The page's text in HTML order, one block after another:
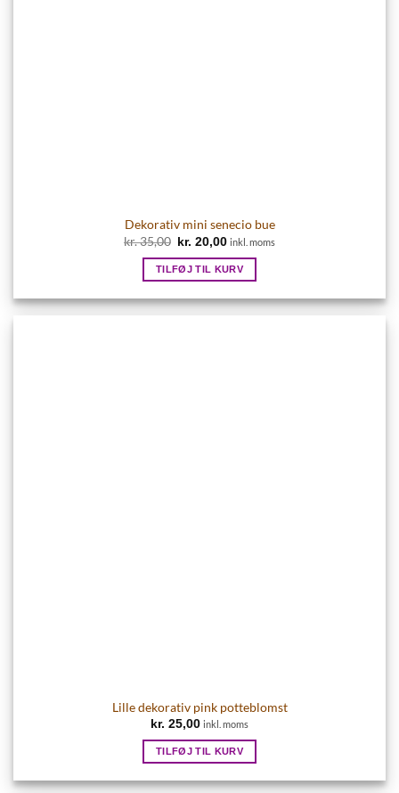
Dekorativ mini senecio bue
kr.35,00 Den
oprindelige
pris
var:
kr. 20,00Den
pris
er:
inkl. moms
TILFØJ TIL KURV
Lille dekorativ pink potteblomst
kr. 25,00 inkl. moms
TILFØJ TIL KURV